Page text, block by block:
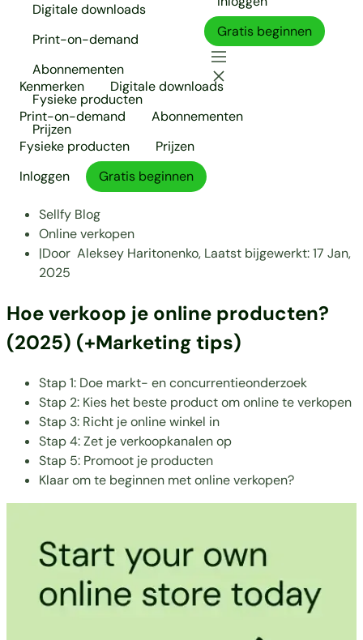
Digitale downloads
Print-on-demand
Abonnementen
Fysieke producten
Prijzen
Gratis beginnen
Kenmerken
Digitale downloads
Print-on-demand
Abonnementen
Fysieke producten
Prijzen
Inloggen
Gratis beginnen
Sellfy Blog
Online verkopen
|Door Aleksey Haritonenko, Laatst bijgewerkt:17 Jan,
2025
Hoe verkoop je online producten?
(2025) (+Marketing tips)
Stap 1: Doe markt- en concurrentieonderzoek
Stap 2: Kies het beste product om online te verkopen
Stap 3: Richt je online winkel in
Stap 4: Zet je verkoopkanalen op
Stap 5: Promoot je producten
Klaar om te beginnen met online verkopen?